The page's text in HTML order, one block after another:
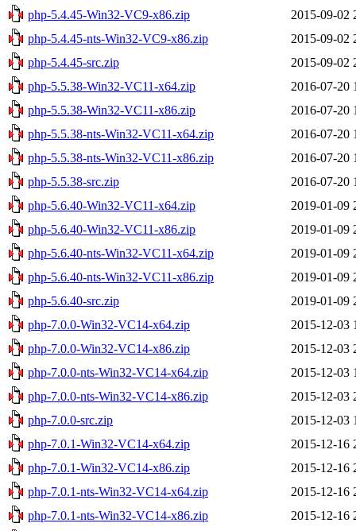
php-5.4.45-Win32-VC9-x86.zip
2015-09-02
php-5.4.45-nts-Win32-VC9-x86.zip
2015-09-02
php-5.4.45-src.zip
2015-09-02
php-5.5.38-Win32-VC11-x64.zip
2016-07-20
php-5.5.38-Win32-VC11-x86.zip
2016-07-20
php-5.5.38-nts-Win32-VC11-x64.zip
2016-07-20
php-5.5.38-nts-Win32-VC11-x86.zip
2016-07-20
php-5.5.38-src.zip
2016-07-20
php-5.6.40-Win32-VC11-x64.zip
2019-01-09
php-5.6.40-Win32-VC11-x86.zip
2019-01-09
php-5.6.40-nts-Win32-VC11-x64.zip
2019-01-09
php-5.6.40-nts-Win32-VC11-x86.zip
2019-01-09
php-5.6.40-src.zip
2019-01-09
php-7.0.0-Win32-VC14-x64.zip
2015-12-03
php-7.0.0-Win32-VC14-x86.zip
2015-12-03
php-7.0.0-nts-Win32-VC14-x64.zip
2015-12-03
php-7.0.0-nts-Win32-VC14-x86.zip
2015-12-03
php-7.0.0-src.zip
2015-12-03
php-7.0.1-Win32-VC14-x64.zip
2015-12-16
php-7.0.1-Win32-VC14-x86.zip
2015-12-16
php-7.0.1-nts-Win32-VC14-x64.zip
2015-12-16
php-7.0.1-nts-Win32-VC14-x86.zip
2015-12-16